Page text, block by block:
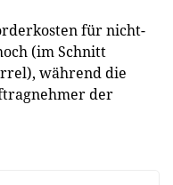
für nicht-
(im Schnitt
während die
der